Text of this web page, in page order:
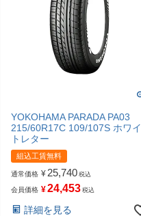
YOKOHAMA PARADA PA03
215/60R17C 109/107S ホワイ
トレター
組込工賃無料
通常価格 ¥ 25,740 税込
会員価格 ¥24,453 税込
詳細を見る